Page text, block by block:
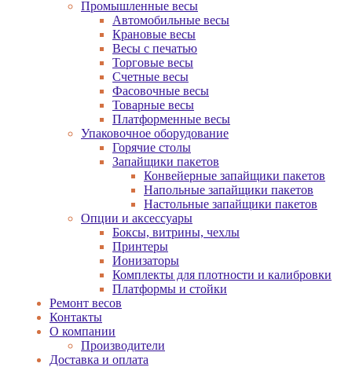
Промышленные весы
Автомобильные весы
Крановые весы
Весы с печатью
Торговые весы
Счетные весы
Фасовочные весы
Товарные весы
Платформенные весы
Упаковочное оборудование
Горячие столы
Запайщики пакетов
Конвейерные запайщики пакетов
Напольные запайщики пакетов
Настольные запайщики пакетов
Опции и аксессуары
Боксы, витрины, чехлы
Принтеры
Ионизаторы
Комплекты для плотности и калибровки
Платформы и стойки
Ремонт весов
Контакты
О компании
Производители
Доставка и оплата